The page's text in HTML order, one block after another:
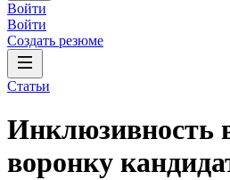
Войти
Войти
Создать резюме
Статьи
Инклюзивность
воронку